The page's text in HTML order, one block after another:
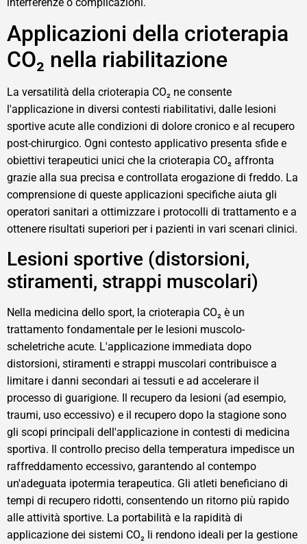
Applicazioni della crioterapia
CO₂ nella riabilitazione
La versatilità della crioterapia CO₂ ne consente
l'applicazione in diversi contesti riabilitativi, dalle lesioni
sportive acute alle condizioni di dolore cronico e al recupero
post-chirurgico. Ogni contesto applicativo presenta sfide e
obiettivi terapeutici unici che la crioterapia CO₂ affronta
grazie alla sua precisa e controllata erogazione di freddo. La
comprensione di queste applicazioni specifiche aiuta gli
operatori sanitari a ottimizzare i protocolli di trattamento e a
ottenere risultati superiori per i pazienti in vari scenari clinici.
Lesioni sportive (distorsioni,
stiramenti, strappi muscolari)
Nella medicina dello sport, la crioterapia CO₂ è un
trattamento fondamentale per le lesioni muscolo-
scheletriche acute. L'applicazione immediata dopo
distorsioni, stiramenti e strappi muscolari contribuisce a
limitare i danni secondari ai tessuti e ad accelerare il
processo di guarigione. Il recupero da lesioni (ad esempio,
traumi, uso eccessivo) e il recupero dopo la stagione sono
gli scopi principali dell'applicazione in contesti di medicina
sportiva. Il controllo preciso della temperatura impedisce un
raffreddamento eccessivo, garantendo al contempo
un'adeguata ipotermia terapeutica. Gli atleti beneficiano di
tempi di recupero ridotti, consentendo un ritorno più rapido
alle attività sportive. La portabilità e la rapidità di
applicazione dei sistemi CO₂ li rendono ideali per la gestione